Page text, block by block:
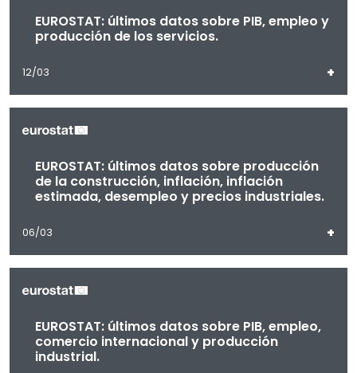
EUROSTAT: últimos datos sobre PIB, empleo y
producción de los servicios.
12/03 +
EUROSTAT: últimos datos sobre producción
de la construcción, inflación, inflación
estimada, desempleo y precios industriales.
06/03 +
EUROSTAT: últimos datos sobre PIB, empleo,
comercio internacional y producción
industrial.